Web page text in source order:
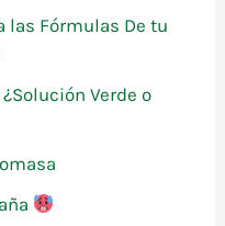
las Fórmulas De tu
Verde o